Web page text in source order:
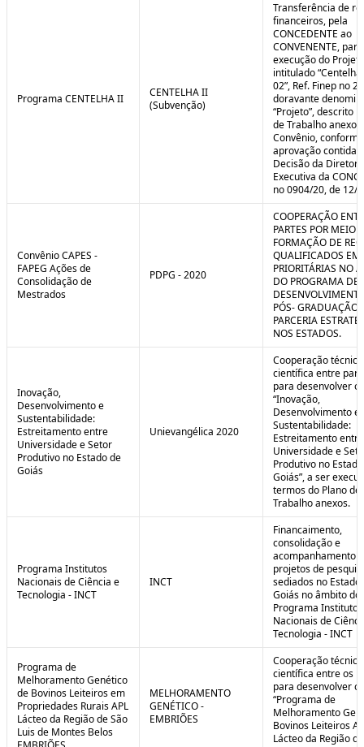
Programa CENTELHA II
CENTELHA II
(Subvenção)
Transferência de
financeiros, pela
CONCEDENTE ao
CONVENENTE,
execução do Projeto
intitulado
02”, Ref. Finep no
doravante
“Projeto”, descrito
de Trabalho anexo
Convênio, conforme
aprovação contida
Decisão da
Executiva da
no 0904/20, de 12/
Convênio CAPES -
FAPEG Ações de
Consolidação de
Mestrados
PDPG - 2020
COOPERAÇÃO
PARTES POR MEIO
FORMAÇÃO DE
QUALIFICADOS EM
PRIORITÁRIAS NO
DO PROGRAMA DE
PÓS- GRADUAÇÃO
PARCERIA
NOS ESTADOS.
Inovação,
Desenvolvimento e
Sustentabilidade:
Estreitamento entre
Universidade e Setor
Produtivo no Estado de
Goiás
Unievangélica 2020
Cooperação
científica entre
para desenvolver o
“Inovação,
Desenvolvimento e
Sustentabilidade:
Estreitamento entre
Universidade e
Produtivo no
Goiás”, a ser
termos do Plano de
Trabalho anexos.
Programa Institutos
Nacionais de Ciência e
Tecnologia - INCT
INCT
Financaimento,
consolidação e
acompanhamento
projetos de
sediados no Estado
Goiás no âmbito do
Programa Institutos
Nacionais de
Tecnologia - INCT
Programa de
Melhoramento Genético
de Bovinos Leiteiros em
Propriedades Rurais APL
Lácteo da Região de São
Luis de Montes Belos
MELHORAMENTO
GENÉTICO -
EMBRIÕES
Cooperação
científica entre os
para desenvolver o
“Programa de
Melhoramento
Bovinos Leiteiros
Lácteo da Região